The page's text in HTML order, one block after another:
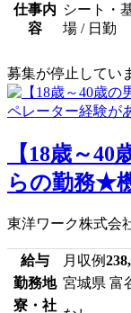
仕事内
容
シート・
場 / 日勤
募集が停止してい
【18歳～
らの勤務★
東洋ワーク株式会
給与 月収例
勤務地 宮城県 富
寮・社